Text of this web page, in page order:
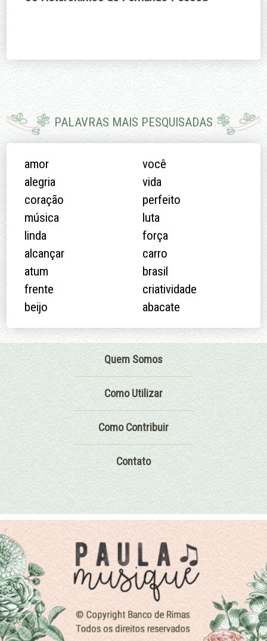
PALAVRAS MAIS PESQUISADAS
amor
você
alegria
vida
coração
perfeito
música
luta
linda
força
alcançar
carro
atum
brasil
frente
criatividade
beijo
abacate
Quem Somos
Como Utilizar
Como Contribuir
Contato